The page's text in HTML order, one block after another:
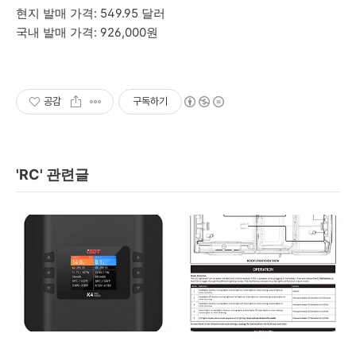
현지 발매 가격: 549.95 달러
국내 발매 가격: 926,000원
공감 구독하기
'RC' 관련글